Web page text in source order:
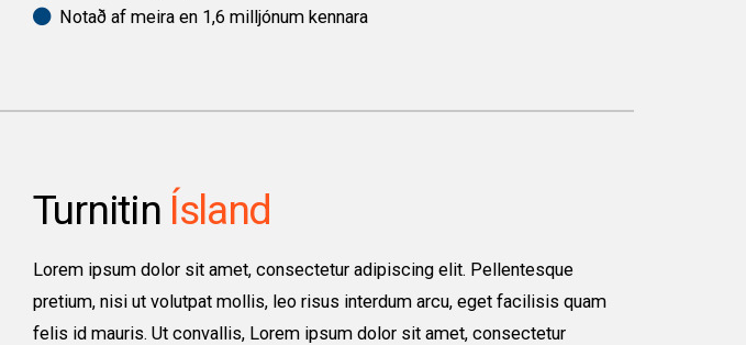
Notað af meira en 1,6 milljónum kennara
Turnitin Ísland
Lorem ipsum dolor sit amet, consectetur adipiscing elit. Pellentesque
pretium, nisi ut volutpat mollis, leo risus interdum arcu, eget facilisis quam
felis id mauris. Ut convallis, Lorem ipsum dolor sit amet, consectetur